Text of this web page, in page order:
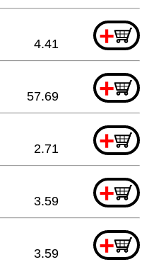
+
4.41
+
57.69
+
2.71
+
3.59
+
3.59